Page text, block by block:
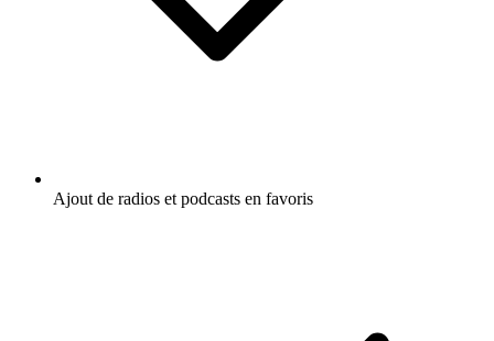
Ajout de radios et podcasts en favoris